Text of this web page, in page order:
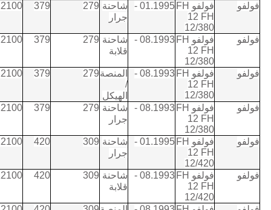
فولفو
فولفو FH
12 FH
12/380
01.1995 -
شاحنة
جرار
279
379
فولفو
فولفو FH
12 FH
12/380
08.1993 -
شاحنة
قلابة
279
379
فولفو
فولفو FH
12 FH
12/380
08.1993 -
المنصة
/
الهيكل
279
379
فولفو
فولفو FH
12 FH
12/380
08.1993 -
شاحنة
جرار
279
379
فولفو
فولفو FH
12 FH
12/420
01.1995 -
شاحنة
جرار
309
420
فولفو
فولفو FH
12 FH
12/420
08.1993 -
شاحنة
قلابة
309
420